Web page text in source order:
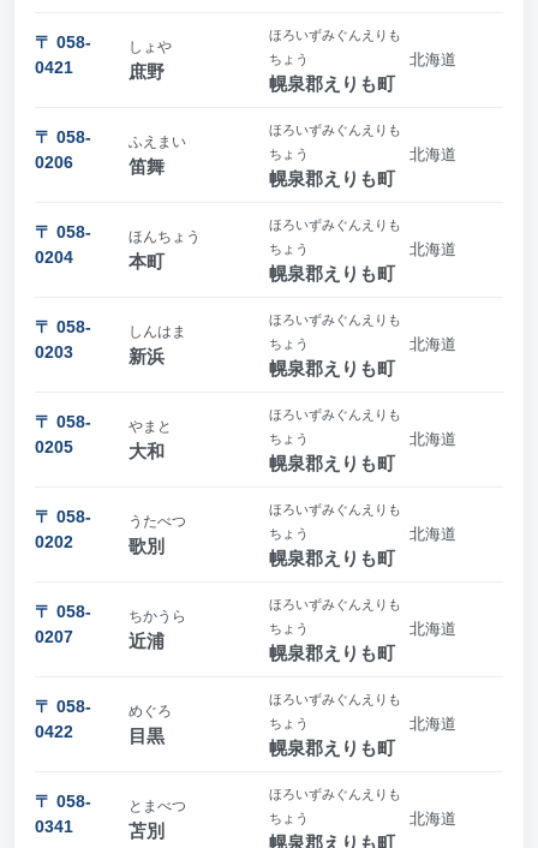
〒 058-
0421
しょや
庶野
ほろいずみぐんえりも
ちょう
幌泉郡えりも町
北海道
〒 058-
0206
ふえまい
笛舞
ほろいずみぐんえりも
ちょう
幌泉郡えりも町
北海道
〒 058-
0204
ほんちょう
本町
ほろいずみぐんえりも
ちょう
幌泉郡えりも町
北海道
〒 058-
0203
しんはま
新浜
ほろいずみぐんえりも
ちょう
幌泉郡えりも町
北海道
〒 058-
0205
やまと
大和
ほろいずみぐんえりも
ちょう
幌泉郡えりも町
北海道
〒 058-
0202
うたべつ
歌別
ほろいずみぐんえりも
ちょう
幌泉郡えりも町
北海道
〒 058-
0207
ちかうら
近浦
ほろいずみぐんえりも
ちょう
幌泉郡えりも町
北海道
〒 058-
0422
めぐろ
目黒
ほろいずみぐんえりも
ちょう
幌泉郡えりも町
北海道
〒 058-
0341
とまべつ
苫別
ほろいずみぐんえりも
ちょう
幌泉郡えりも町
北海道